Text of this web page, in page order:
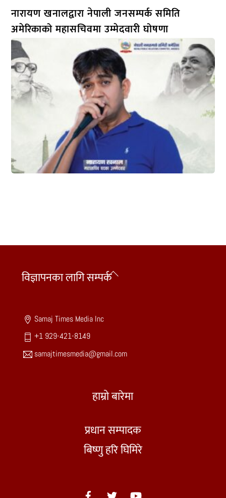
नारायण खनालद्वारा नेपाली जनसम्पर्क समिति
अमेरिकाको महासचिवमा उम्मेदवारी घोषणा
Back
विज्ञापनका लागि सम्पर्क
Samaj Times Media Inc
+1 929-421-8149
samajtimesmedia@gmail.com
हाम्रो बारेमा
प्रधान सम्पादक
बिष्णु हरि घिमिरे